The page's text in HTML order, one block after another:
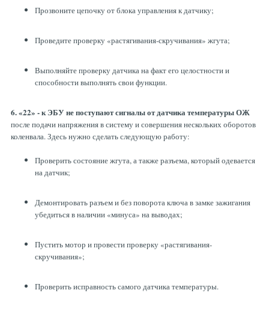
Прозвоните цепочку от блока управления к датчику;
Проведите проверку «растягивания-скручивания» жгута;
Выполняйте проверку датчика на факт его целостности и
способности выполнять свои функции.
6. «22» - к ЭБУ не поступают сигналы от датчика температуры ОЖ
после подачи напряжения в систему и совершения нескольких оборотов
коленвала. Здесь нужно сделать следующую работу:
Проверить состояние жгута, а также разъема, который одевается
на датчик;
Демонтировать разъем и без поворота ключа в замке зажигания
убедиться в наличии «минуса» на выводах;
Пустить мотор и провести проверку «растягивания-
скручивания»;
Проверить исправность самого датчика температуры.